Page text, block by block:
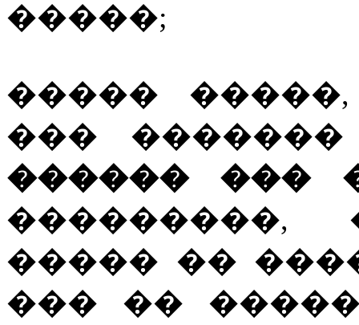
�����;
�����
���
������ ���
���������,
����� ��
��� ��